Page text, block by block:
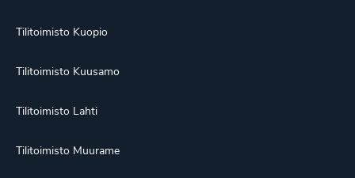
Tilitoimisto Kuopio
Tilitoimisto Kuusamo
Tilitoimisto Lahti
Tilitoimisto Muurame